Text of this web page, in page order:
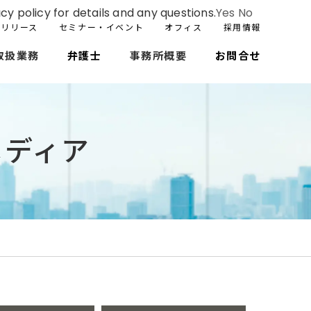
リース セミナー・イベント オフィス 採用情報
扱業務 弁護士 事務所概要 お問合せ
ィア
policy for details and any questions.Yes No